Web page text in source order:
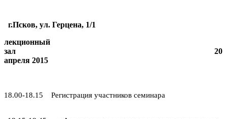
г.Псков, ул. Герцена, 1/1
лекционный
зал 20
апреля 2015
18.00-18.15 Регистрация участников семинара